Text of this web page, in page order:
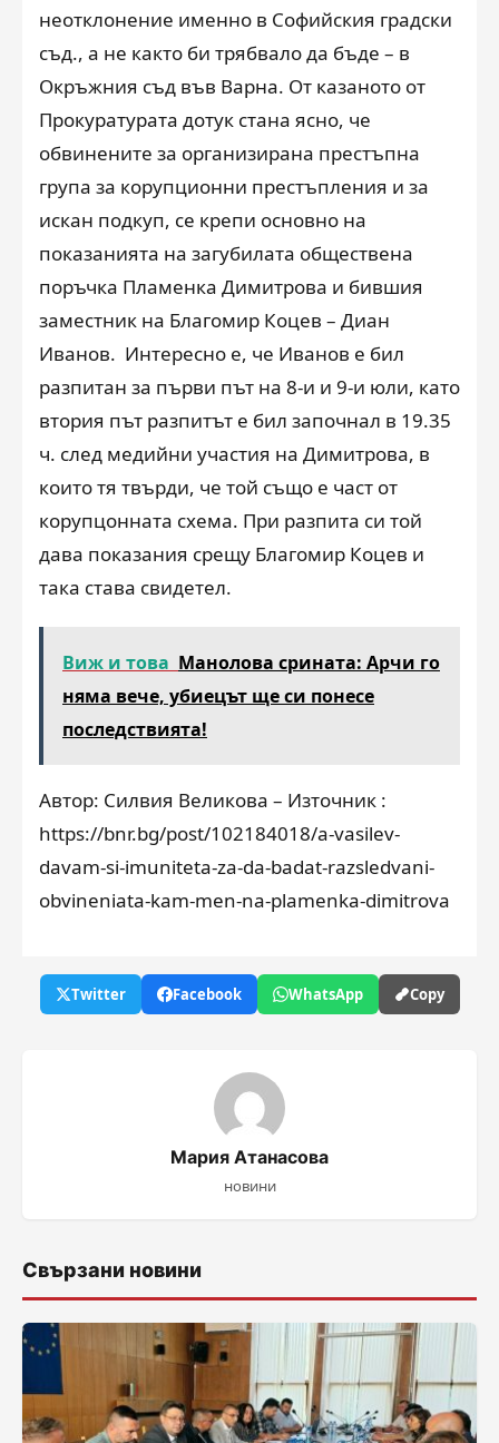
неотклонение именно в Софийския градски
съд., а не както би трябвало да бъде – в
Окръжния съд във Варна. От казаното от
Прокуратурата дотук стана ясно, че
обвинените за организирана престъпна
група за корупционни престъпления и за
искан подкуп, се крепи основно на
показанията на загубилата обществена
поръчка Пламенка Димитрова и бившия
заместник на Благомир Коцев – Диан
Иванов. Интересно е, че Иванов е бил
разпитан за първи път на 8-и и 9-и юли, като
втория път разпитът е бил започнал в 19.35
ч. след медийни участия на Димитрова, в
които тя твърди, че той също е част от
корупцонната схема. При разпита си той
дава показания срещу Благомир Коцев и
така става свидетел.
Виж и това Манолова срината: Арчи го
няма вече, убиецът ще си понесе
последствията!
Автор: Силвия Великова – Източник :
https://bnr.bg/post/102184018/a-vasilev-
davam-si-imuniteta-za-da-badat-razsledvani-
obvineniata-kam-men-na-plamenka-dimitrova
Twitter Facebook WhatsApp Copy
Мария Атанасова
новини
Свързани новини